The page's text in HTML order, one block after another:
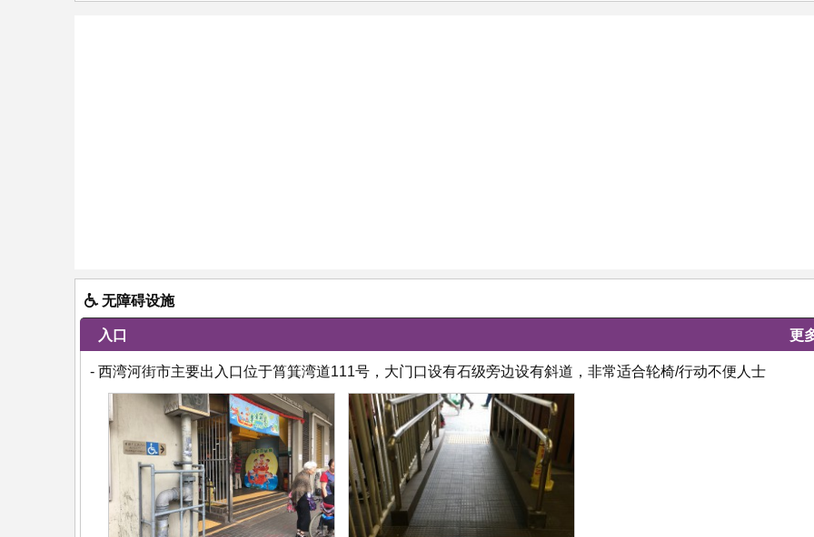
无障碍设施
入口 更
- 西湾河街市主要出入口位于筲箕湾道111号，大门口设有石级旁边设有斜道，非常适合轮椅/行动不便人士